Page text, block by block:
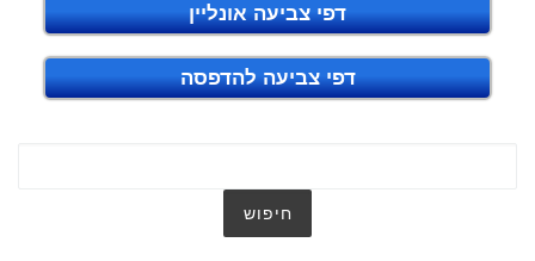
דפי צביעה אונליין
דפי צביעה להדפסה